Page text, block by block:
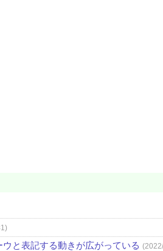
と表記する動きが広がっている